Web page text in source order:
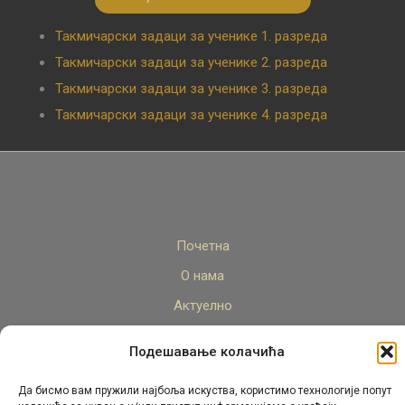
Подешавање колачића
Да бисмо вам пружили најбоља искуства, користимо технологије попут
Такмичарски задаци за ученике 1. разреда
Такмичарски задаци за ученике 2. разреда
Такмичарски задаци за ученике 3. разреда
Такмичарски задаци за ученике 4. разреда
Почетна
О нама
Актуелно
Архива